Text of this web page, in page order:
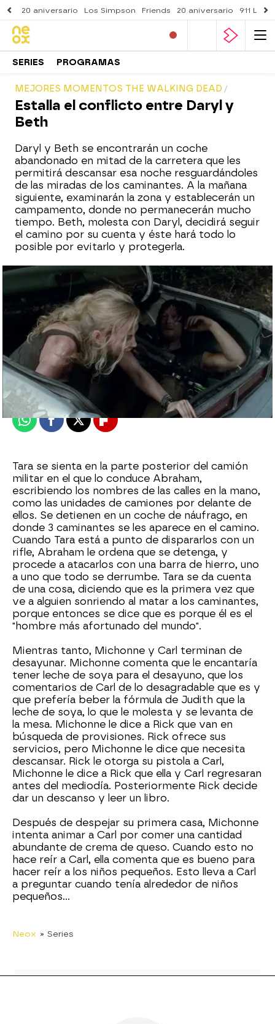
20 aniversario Los Simpson Friends 20 aniversario 911
SERIES PROGRAMAS
MEJORES MOMENTOS THE WALKING DEAD
Estalla el conflicto entre Daryl y
Beth
Daryl y Beth se encontrarán un coche
abandonado en mitad de la carretera que les
permitirá descansar esa noche resguardándoles
de las miradas de los caminantes. A la mañana
siguiente, examinarán la zona y establecerán un
campamento, donde no permanecerán mucho
tiempo. Beth, molesta con Daryl, decidirá seguir
el camino por su cuenta y éste hará todo lo
posible por evitarlo y protegerla.
neox
Madrid
Publicado:02 de febrero de 2015, 11:49
WhatsappFacebook
X Flipboard
Tara se sienta en la parte posterior del camión
militar en el que lo conduce Abraham,
escribiendo los nombres de las calles en la mano,
como las unidades de camiones por delante de
ellos. Se detienen en un coche de náufrago, en
donde 3 caminantes se les aparece en el camino.
Cuando Tara está a punto de dispararlos con un
rifle, Abraham le ordena que se detenga, y
procede a atacarlos con una barra de hierro, uno
a uno que todo se derrumbe. Tara se da cuenta
de una cosa, diciendo que es la primera vez que
ve a alguien sonriendo al matar a los caminantes,
porque entonces se dice que es porque él es el
"hombre más afortunado del mundo".
Mientras tanto, Michonne y Carl terminan de
desayunar. Michonne comenta que le encantaría
tener leche de soya para el desayuno, que los
comentarios de Carl de lo desagradable que es y
que prefería beber la fórmula de Judith que la
leche de soya, lo que le molesta y se levanta de
la mesa. Michonne le dice a Rick que van en
búsqueda de provisiones. Rick ofrece sus
servicios, pero Michonne le dice que necesita
descansar. Rick le otorga su pistola a Carl,
Michonne le dice a Rick que ella y Carl regresaran
antes del mediodía. Posteriormente Rick decide
dar un descanso y leer un libro.
Después de despejar su primera casa, Michonne
intenta animar a Carl por comer una cantidad
abundante de crema de queso. Cuando esto no
hace reír a Carl, ella comenta que es bueno para
hacer reír a los niños pequeños. Esto lleva a Carl
a preguntar cuando tenía alrededor de niños
pequeños...
Neox » Series